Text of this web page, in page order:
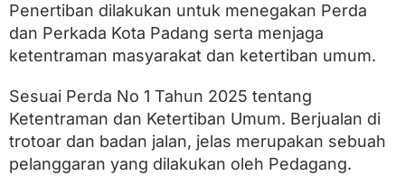
n
P
a
s
r
R
a
y
a
Penertiban dilakukan untuk menegakan Perda
dan Perkada Kota Padang serta menjaga
ketentraman masyarakat dan ketertiban umum.
Sesuai Perda No 1 Tahun 2025 tentang
Ketentraman dan Ketertiban Umum. Berjualan di
trotoar dan badan jalan, jelas merupakan sebuah
pelanggaran yang dilakukan oleh Pedagang.